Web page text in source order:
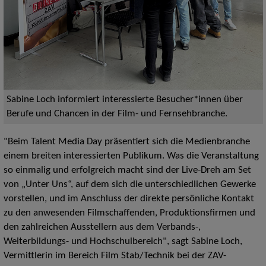
Sabine Loch informiert interessierte Besucher*innen über
Berufe und Chancen in der Film- und Fernsehbranche.
"Beim Talent Media Day präsentiert sich die Medienbranche
einem breiten interessierten Publikum. Was die Veranstaltung
so einmalig und erfolgreich macht sind der Live-Dreh am Set
von „Unter Uns“, auf dem sich die unterschiedlichen Gewerke
vorstellen, und im Anschluss der direkte persönliche Kontakt
zu den anwesenden Filmschaffenden, Produktionsfirmen und
den zahlreichen Ausstellern aus dem Verbands-,
Weiterbildungs- und Hochschulbereich", sagt Sabine Loch,
Vermittlerin im Bereich Film Stab/Technik bei der ZAV-